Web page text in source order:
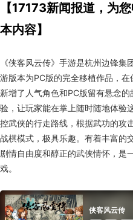
【17173新闻报道，为
本内容】
《侠客风云传》手游是杭州边锋
游版本为PC版的完全移植作品，在
新增了人气角色和PC版留有悬念
验，让玩家能在掌上随时随地体验
控武侠的行走路线，根据武功的攻
战棋模式，极具乐趣。有着丰富的
剧情自由度和醇正的武侠情怀，是
戏。
侠客风云传